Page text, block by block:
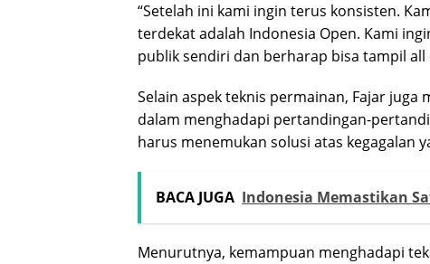
“Setelah ini kami ingin terus konsisten.
terdekat adalah Indonesia Open. Kami
publik sendiri dan berharap bisa tampil all
Selain aspek teknis permainan, Fajar
dalam menghadapi pertandingan-
harus menemukan solusi atas kegagalan
BACA JUGA Indonesia Memastikan
Menurutnya, kemampuan menghadapi